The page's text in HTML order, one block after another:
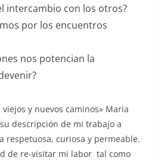
intercambio con los otros?
por los encuentros
nos potencian la
y nuevos caminos» Maria
descripción de mi trabajo a
respetuosa, curiosa y permeable.
de re-visitar mi labor tal como